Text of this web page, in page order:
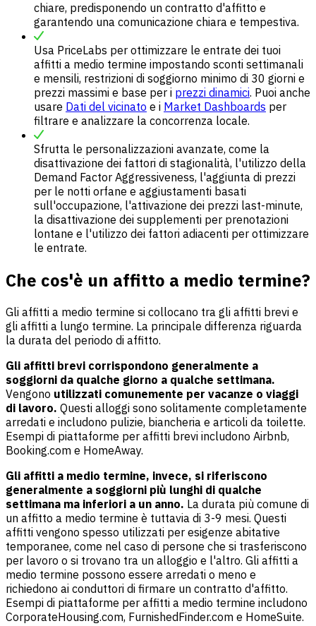
chiare, predisponendo un contratto d'affitto e
garantendo una comunicazione chiara e tempestiva.
Usa PriceLabs per ottimizzare le entrate dei tuoi
affitti a medio termine impostando sconti settimanali
e mensili, restrizioni di soggiorno minimo di 30 giorni e
prezzi massimi e base per i prezzi dinamici. Puoi anche
usare Dati del vicinato e i Market Dashboards per
filtrare e analizzare la concorrenza locale.
Sfrutta le personalizzazioni avanzate, come la
disattivazione dei fattori di stagionalità, l'utilizzo della
Demand Factor Aggressiveness, l'aggiunta di prezzi
per le notti orfane e aggiustamenti basati
sull'occupazione, l'attivazione dei prezzi last-minute,
la disattivazione dei supplementi per prenotazioni
lontane e l'utilizzo dei fattori adiacenti per ottimizzare
le entrate.
Che cos'è un affitto a medio termine?
Gli affitti a medio termine si collocano tra gli affitti brevi e
gli affitti a lungo termine. La principale differenza riguarda
la durata del periodo di affitto.
Gli affitti brevi corrispondono generalmente a
soggiorni da qualche giorno a qualche settimana.
Vengono utilizzati comunemente per vacanze o viaggi
di lavoro. Questi alloggi sono solitamente completamente
arredati e includono pulizie, biancheria e articoli da toilette.
Esempi di piattaforme per affitti brevi includono Airbnb,
Booking.com e HomeAway.
Gli affitti a medio termine, invece, si riferiscono
generalmente a soggiorni più lunghi di qualche
settimana ma inferiori a un anno. La durata più comune di
un affitto a medio termine è tuttavia di 3-9 mesi. Questi
affitti vengono spesso utilizzati per esigenze abitative
temporanee, come nel caso di persone che si trasferiscono
per lavoro o si trovano tra un alloggio e l'altro. Gli affitti a
medio termine possono essere arredati o meno e
richiedono ai conduttori di firmare un contratto d'affitto.
Esempi di piattaforme per affitti a medio termine includono
CorporateHousing.com, FurnishedFinder.com e HomeSuite.